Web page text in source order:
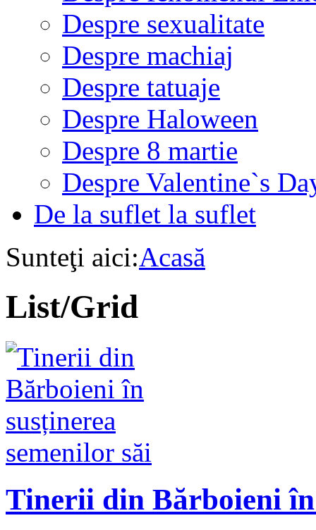
Despre sexualitate
Despre machiaj
Despre tatuaje
Despre Haloween
Despre 8 martie
Despre Valentine`s
De la suflet la suflet
Sunteţi aici:Acasă
List/Grid
Tinerii din Bărboieni în